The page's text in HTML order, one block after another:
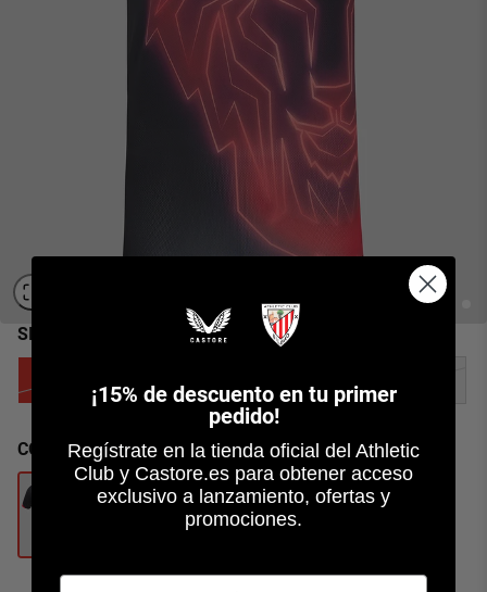
SIZE:
COLOUR:BLACK/RED
¡15% de descuento en tu primer
pedido!
Regístrate en la tienda oficial del Athletic
Club y Castore.es para obtener acceso
exclusivo a lanzamiento, ofertas y
promociones.